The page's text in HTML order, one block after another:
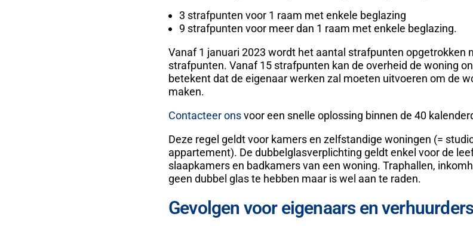
3 strafpunten voor 1 raam met enkele beglazing
9 strafpunten voor meer dan 1 raam met enkele beglazing.
Vanaf 1 januari 2023 wordt het aantal strafpunten opgetrokken
strafpunten. Vanaf 15 strafpunten kan de overheid de woning
betekent dat de eigenaar werken zal moeten uitvoeren om de
maken.
Contacteer onsvoor een snelle oplossing binnen de 40
Deze regel geldt voor kamers en zelfstandige woningen (=
appartement). De dubbelglasverplichting geldt enkel voor de
slaapkamers en badkamers van een woning. Traphallen,
geen dubbel glas te hebben maar is wel aan te raden.
Gevolgen voor eigenaars en